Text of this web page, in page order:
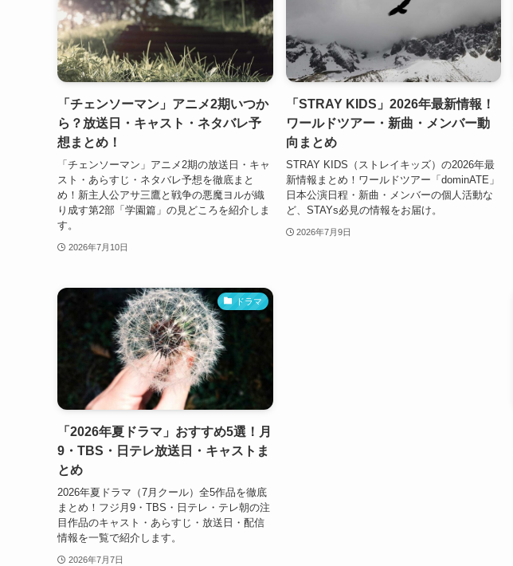
「チェンソーマン」アニメ2期いつか
ら？放送日・キャスト・ネタバレ予
想まとめ！
「チェンソーマン」アニメ2期の放送日・キャ
スト・あらすじ・ネタバレ予想を徹底まと
め！新主人公アサ三鷹と戦争の悪魔ヨルが織
り成す第2部「学園篇」の見どころを紹介しま
す。
2026年7月10日
「STRAY KIDS」2026年最新情報！
ワールドツアー・新曲・メンバー動
向まとめ
STRAY KIDS（ストレイキッズ）の2026年最
新情報まとめ！ワールドツアー「dominATE」
日本公演日程・新曲・メンバーの個人活動な
ど、STAYs必見の情報をお届け。
2026年7月9日
ドラマ
「2026年夏ドラマ」おすすめ5選！月
9・TBS・日テレ放送日・キャストま
とめ
2026年夏ドラマ（7月クール）全5作品を徹底
まとめ！フジ月9・TBS・日テレ・テレ朝の注
目作品のキャスト・あらすじ・放送日・配信
情報を一覧で紹介します。
2026年7月7日